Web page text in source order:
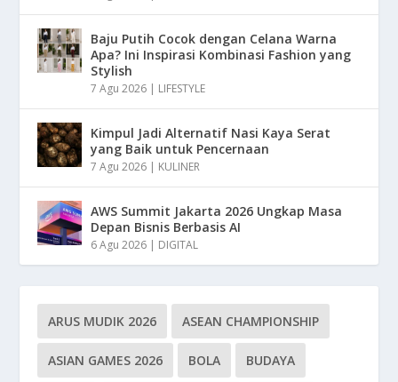
Baju Putih Cocok dengan Celana Warna
Apa? Ini Inspirasi Kombinasi Fashion yang
Stylish
7 Agu 2026 | LIFESTYLE
Kimpul Jadi Alternatif Nasi Kaya Serat
yang Baik untuk Pencernaan
7 Agu 2026 | KULINER
AWS Summit Jakarta 2026 Ungkap Masa
Depan Bisnis Berbasis AI
6 Agu 2026 | DIGITAL
ARUS MUDIK 2026 ASEAN CHAMPIONSHIP
ASIAN GAMES 2026 BOLA BUDAYA